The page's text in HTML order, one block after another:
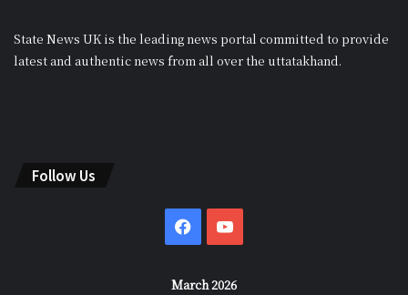
State News UK is the leading news portal committed to provide
latest and authentic news from all over the uttatakhand.
Follow Us
Facebook
March 2026